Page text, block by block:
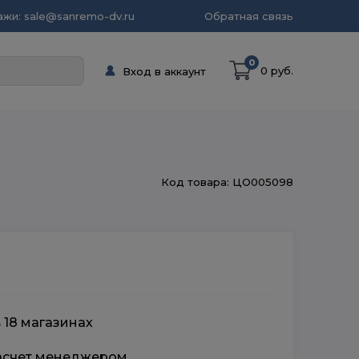
sale@sanremo-dv.ru Обратная связь
Вход в аккаунт
0
0 руб.
Код товара: ЦО005098
магазинах